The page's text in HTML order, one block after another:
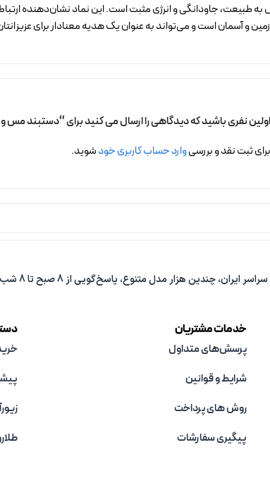
طبیعت، جاودانگی و انرژی مثبت است. این نماد نشان‌دهنده
و آسمان است و می‌تواند به عنوان یک هدیه معنادار برای
اولین نفری باشید که دیدگاهی را ارسال می کنید برای “دستبند مس و
برای ثبت نقد و بررسیوارد حساب کاربری خودشوید.
خدمات مشتریان
پرسش‌های متداول
شرایط و قوانین
روش های پرداخت
پیگیری سفارشات